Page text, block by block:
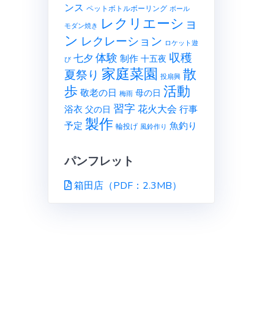
ンス ペットボトルボーリング ボール
モダン焼き レクリエーショ
ン レクレーション ロケット遊
び 七夕 体験 制作 十五夜 収穫
夏祭り 家庭菜園 投扇興 散
歩敬老の日 梅雨 母の日 活動
浴衣 父の日 習字花火大会 行事
予定 製作 輪投げ 風鈴作り 魚釣り
パンフレット
箱田店（PDF：2.3MB）